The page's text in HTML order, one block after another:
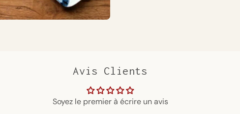
Avis Clients
Soyez le premier à écrire un avis